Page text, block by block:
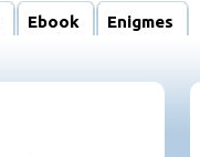
Ebook Enigmes